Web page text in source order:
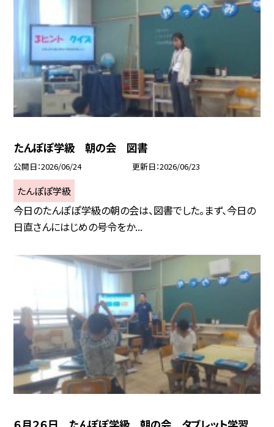
たんぽぽ学級 朝の会 図書
公開日 2026/06/24 更新日 2026/06/23
たんぽぽ学級
今日のたんぽぽ学級の朝の会は、図書でした。まず、今日の
日直さんにはじめの号令をか...